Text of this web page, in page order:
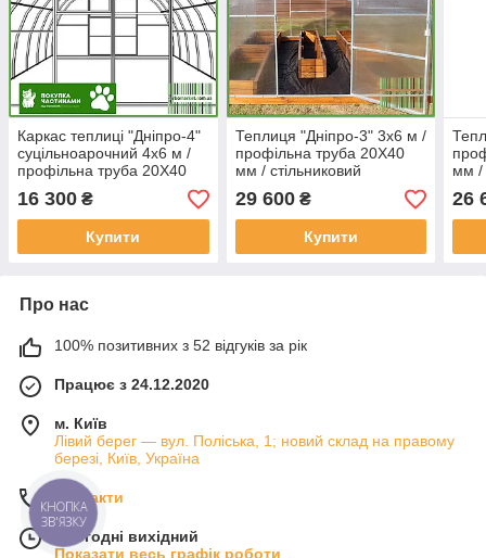
Каркас теплиці "Дніпро-4"
суцільноарочний 4х6 м /
профільна труба 20Х40
полікарбонат
16 300 ₴
Купити
Теплиця "Дніпро-3" 3х6 м /
профільна труба 20Х40
мм / стільниковий
Standard
29 600₴
Купити
мм /
26
Про нас
100% позитивних з 52 відгуків за рік
Працює з 24.12.2020
м. Київ
Лівий берег — вул. Поліська, 1; новий склад на правому
березі, Київ, Україна
Контакти
Сьогодні вихідний
Показати весь графік роботи
КНОПКА
ЗВ'ЯЗКУ